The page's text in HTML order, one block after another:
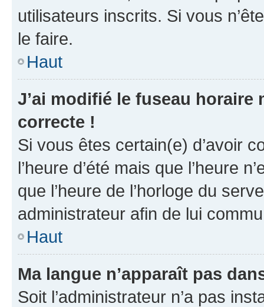
utilisateurs inscrits. Si vous
le faire.
Haut
J’ai modifié le fuseau horaire
correcte !
Si vous êtes certain(e) d’avoir
l’heure d’été mais que l’heure
que l’heure de l’horloge du
administrateur afin de lui
Haut
Ma langue n’apparaît pas
Soit l’administrateur n’a pas